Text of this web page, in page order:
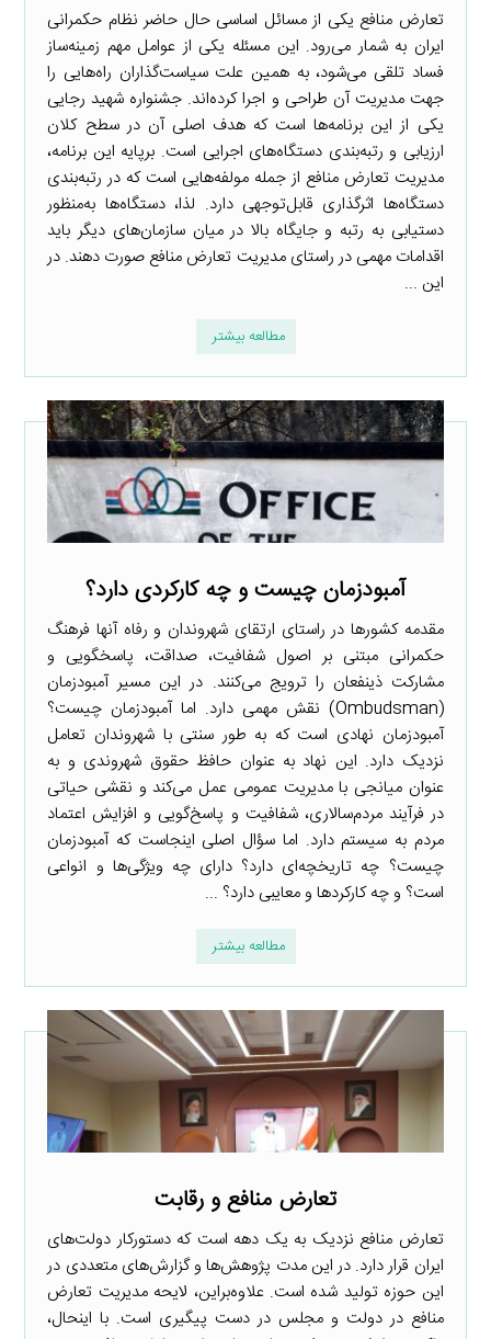
تعارض منافع یکی از مسائل اساسی حال حاضر نظام حکمرانی
ایران به شمار می‌رود. این مسئله یکی از عوامل مهم زمینه‌ساز
فساد تلقی می‌شود، به همین علت سیاست‌گذاران راه‌هایی را
جهت مدیریت آن طراحی و اجرا کرده‌اند. جشنواره شهید رجایی
یکی از این برنامه‌ها است که هدف اصلی آن در سطح کلان
ارزیابی و رتبه‌بندی دستگاه‌های اجرایی است. برپایه این برنامه،
مدیریت تعارض منافع از جمله مولفه‌هایی است که در رتبه‌بندی
دستگاه‌ها اثرگذاری قابل‌توجهی دارد. لذا، دستگاه‌ها به‌منظور
دستیابی به رتبه و جایگاه بالا در میان سازمان‌های دیگر باید
اقدامات مهمی در راستای مدیریت تعارض منافع صورت دهند. در
این ...
مطالعه بیشتر
آمبودزمان چیست و چه کارکردی دارد؟
مقدمه کشورها در راستای ارتقای شهروندان و رفاه آنها فرهنگ
حکمرانی مبتنی بر اصول شفافیت، صداقت، پاسخگویی و
مشارکت ذینفعان را ترویج می‌کنند. در این مسیر آمبودزمان
(Ombudsman) نقش مهمی دارد. اما آمبودزمان چیست؟
آمبودزمان نهادی است که به طور سنتی با شهروندان تعامل
نزدیک دارد. این نهاد به عنوان حافظ حقوق شهروندی و به
عنوان میانجی با مدیریت عمومی عمل می‌کند و نقشی حیاتی
در فرآیند مردم‌سالاری، شفافیت و پاسخ‌گویی و افزایش اعتماد
مردم به سیستم دارد. اما سؤال اصلی اینجاست که آمبودزمان
چیست؟ چه تاریخچه‌ای دارد؟ دارای چه ویژگی‌ها و انواعی
است؟ و چه کارکردها و معایبی دارد؟ ...
مطالعه بیشتر
تعارض منافع و رقابت
تعارض منافع نزدیک به یک دهه است که دستورکار دولت‌های
ایران قرار دارد. در این مدت پژوهش‌ها و گزارش‌های متعددی در
این حوزه تولید شده است. علاوه‌براین، لایحه مدیریت تعارض
منافع در دولت و مجلس در دست پیگیری است. با اینحال،